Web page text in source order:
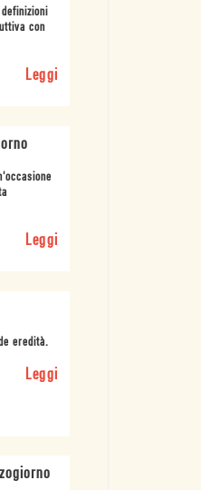
con
Leggi
Leggi
eredità.
Leggi